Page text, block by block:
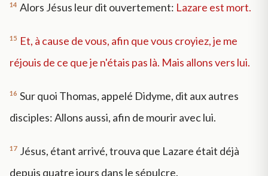
14 Alors Jésus leur dit ouvertement: Lazare est mort.
15 Et, à cause de vous, afin que vous croyiez, je me
réjouis de ce que je n'étais pas là. Mais allons vers lui.
16 Sur quoi Thomas, appelé Didyme, dit aux autres
disciples: Allons aussi, afin de mourir avec lui.
17 Jésus, étant arrivé, trouva que Lazare était déjà
depuis quatre jours dans le sépulcre.